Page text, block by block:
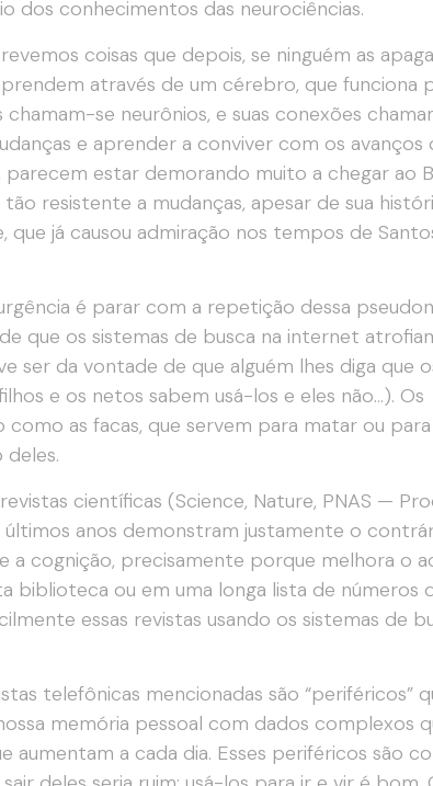
dos conhecimentos das neurociências.
coisas que depois, se ninguém as
através de um cérebro, que funciona
se neurônios, e suas conexões
e aprender a conviver com os avanços
estar demorando muito a chegar ao
resistente a mudanças, apesar de sua
que já causou admiração nos tempos de
é parar com a repetição dessa
que os sistemas de busca na internet
ser da vontade de que alguém lhes diga que
e os netos sabem usá-los e eles não…). Os
as facas, que servem para matar ou
deles.
científicas (Science, Nature, PNAS —
anos demonstram justamente o
a cognição, precisamente porque melhora o
biblioteca ou em uma longa lista de números
essas revistas usando os sistemas de
telefônicas mencionadas são “periféricos”
memória pessoal com dados complexos
a cada dia. Esses periféricos são